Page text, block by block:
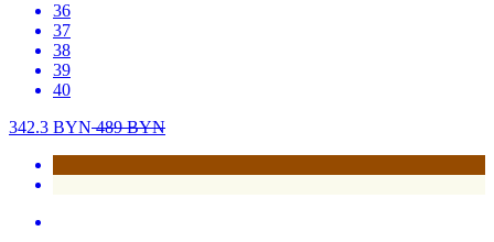
36
37
38
39
40
342.3 BYN489BYN